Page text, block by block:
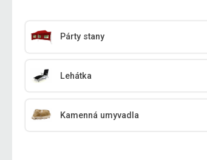
Párty stany
Lehátka
Kamenná umyvadla